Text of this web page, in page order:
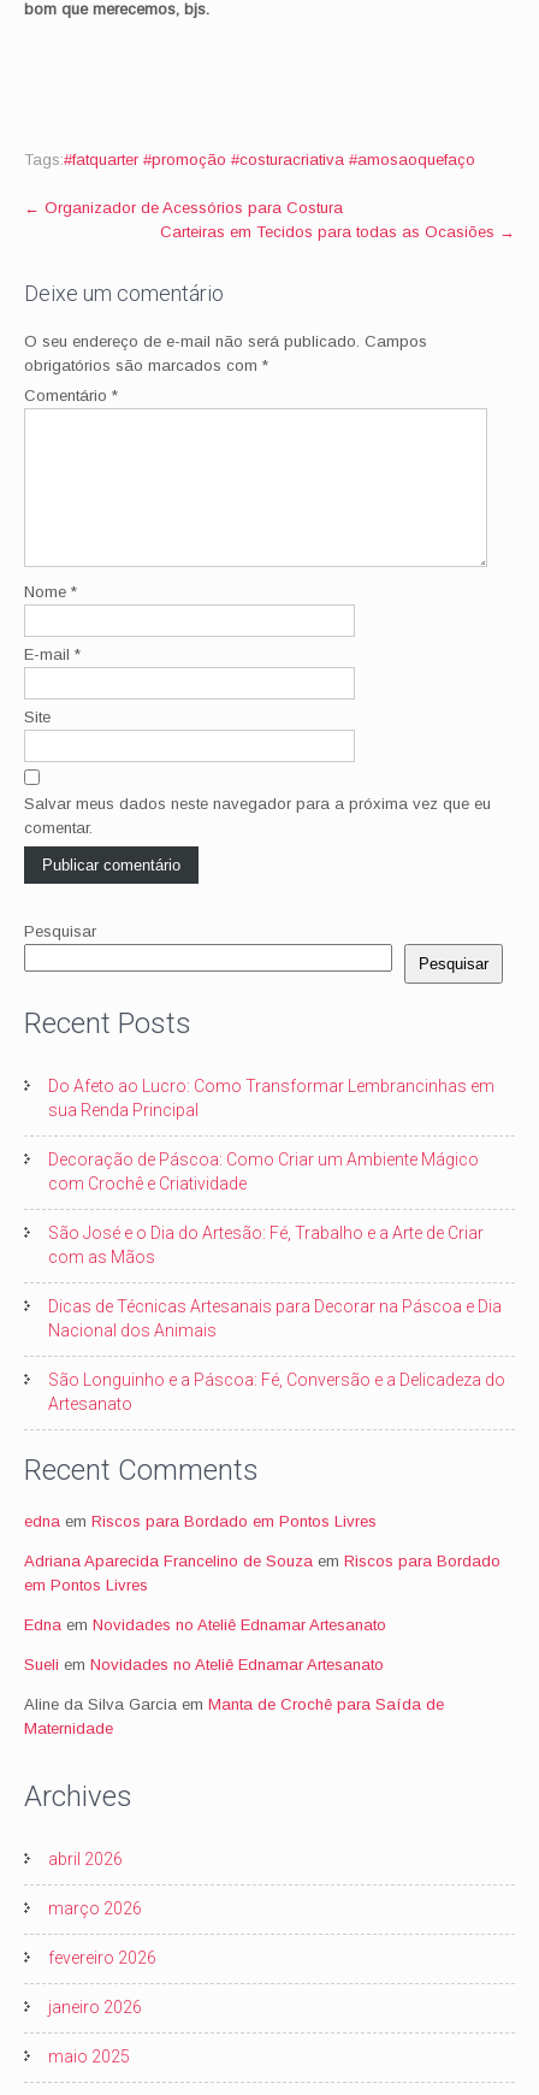
bom que merecemos, bjs.
Tags:#fatquarter #promoção #costuracriativa #amosaoquefaço
Post
← Organizador de Acessórios para Costura
Carteiras em Tecidos para todas as Ocasiões →
Deixe um comentário
O seu endereço de e-mail não será publicado. Campos
obrigatórios são marcados com *
Comentário *
Nome *
E-mail *
Site
Salvar meus dados neste navegador para a próxima vez que eu
comentar.
Pesquisar
Pesquisar
Recent Posts
Do Afeto ao Lucro: Como Transformar Lembrancinhas em
sua Renda Principal
Decoração de Páscoa: Como Criar um Ambiente Mágico
com Crochê e Criatividade
São José e o Dia do Artesão: Fé, Trabalho e a Arte de Criar
com as Mãos
Dicas de Técnicas Artesanais para Decorar na Páscoa e Dia
Nacional dos Animais
São Longuinho e a Páscoa: Fé, Conversão e a Delicadeza do
Artesanato
Recent Comments
edna em Riscos para Bordado em Pontos Livres
Adriana Aparecida Francelino de Souza em Riscos para Bordado
em Pontos Livres
Edna em Novidades no Ateliê Ednamar Artesanato
Sueli em Novidades no Ateliê Ednamar Artesanato
Aline da Silva Garcia em Manta de Crochê para Saída de
Maternidade
Archives
abril 2026
março 2026
fevereiro 2026
janeiro 2026
maio 2025